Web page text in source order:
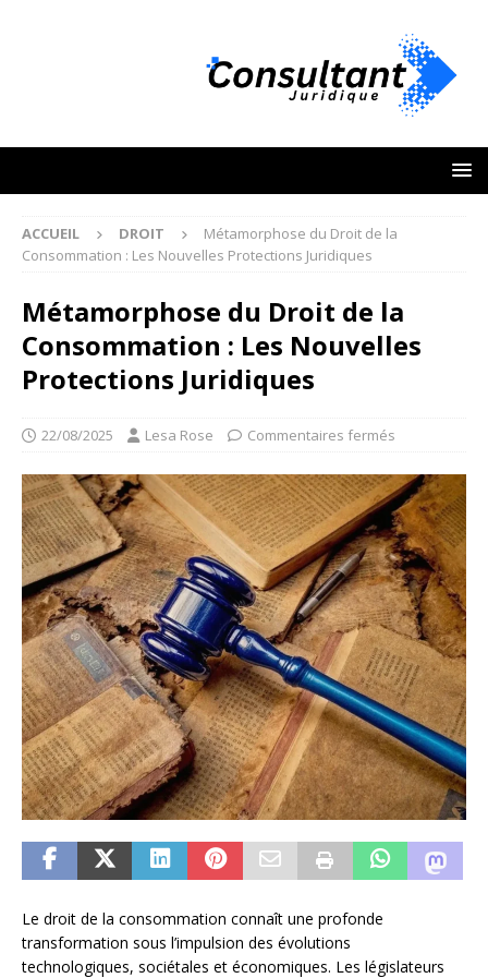
ACCUEIL DROIT
Métamorphose du Droit de la
Consommation : Les Nouvelles Protections Juridiques
Métamorphose du Droit de la
Consommation : Les Nouvelles
Protections Juridiques
22/08/2025 Lesa Rose Commentaires fermés
Le droit de la consommation connaît une profonde
transformation sous l’impulsion des évolutions
technologiques, sociétales et économiques. Les législateurs